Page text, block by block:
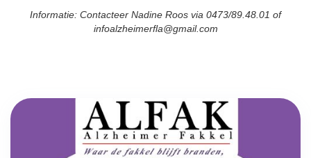
Informatie: Contacteer Nadine Roos via 0473/89.48.01 of
infoalzheimerfla@gmail.com